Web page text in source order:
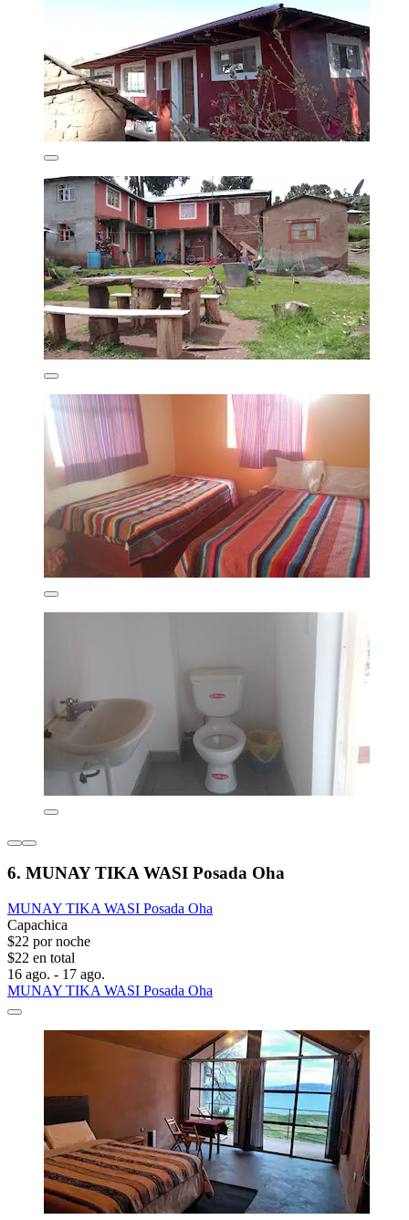
6. MUNAY TIKA WASI Posada Oha
MUNAY TIKA WASI Posada Oha
Capachica
$22 por noche
$22 en total
16 ago. - 17 ago.
MUNAY TIKA WASI Posada Oha